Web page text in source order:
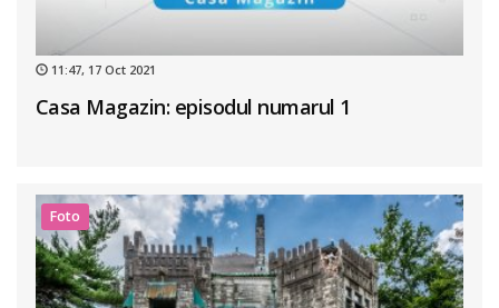
11:47, 17 Oct 2021
Casa Magazin: episodul numarul 1
Foto